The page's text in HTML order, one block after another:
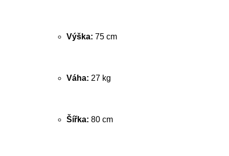
Výška: 75 cm
Váha: 27 kg
Šířka: 80 cm